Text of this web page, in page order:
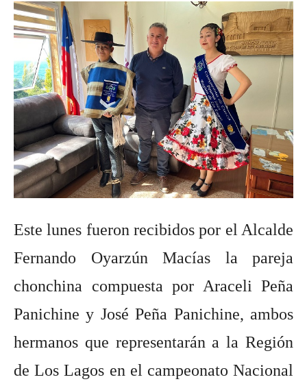
Este lunes fueron recibidos por el Alcalde
Fernando Oyarzún Macías la pareja
chonchina compuesta por Araceli Peña
Panichine y José Peña Panichine, ambos
hermanos que representarán a la Región
de Los Lagos en el campeonato Nacional